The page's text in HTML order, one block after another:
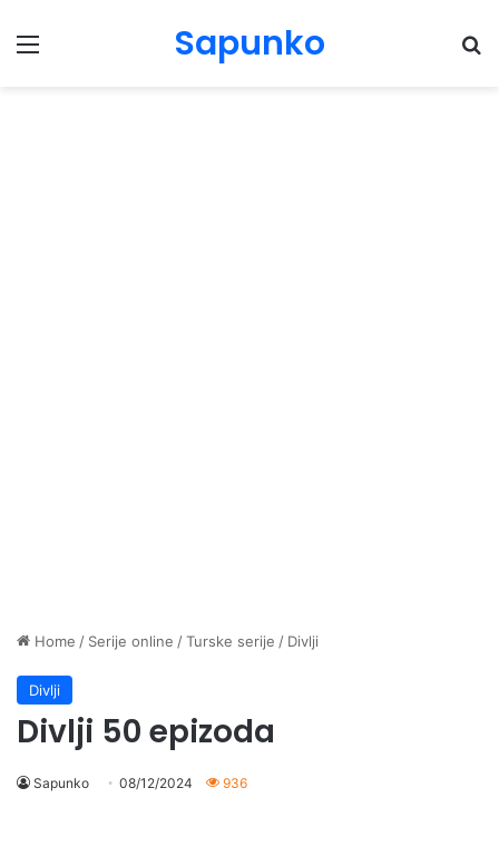
Menu Sapunko
Home / Serije online /Turske serije / Divlji
Divlji
Divlji 50 epizoda
Sapunko 08/12/2024 936